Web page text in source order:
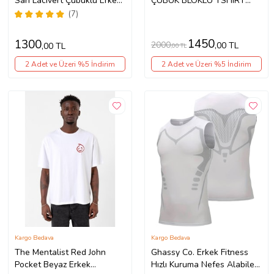
T-Shirt
(7)
1300,00 TL
2 Adet ve Üzeri %5 İndirim
2000,00 TL 1450,00 TL
2 Adet ve Üzeri %5 İndirim
The Mentalist Red John
Pocket Beyaz Erkek
Kargo Bedava
Ghassy Co. Erkek Fitness
Hızlı Kuruma Nefes Alabilen
Kargo Bedava